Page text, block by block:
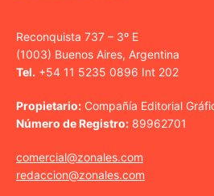
Reconquista 737 – 3º E
(1003) Buenos Aires, Argentina
Tel. +54 11 5235 0896 Int 202
Propietario: Compañía Editorial
Número de Registro: 89962701
comercial@zonales.com
redaccion@zonales.com